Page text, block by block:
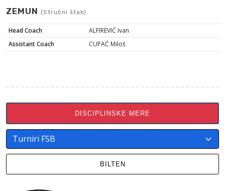
ZEMUN (Stručni štab)
Head Coach
ALFIREVIĆ Ivan
Assistant Coach
CUPAĆ Miloš
DISCIPLINSKE MERE
BILTEN